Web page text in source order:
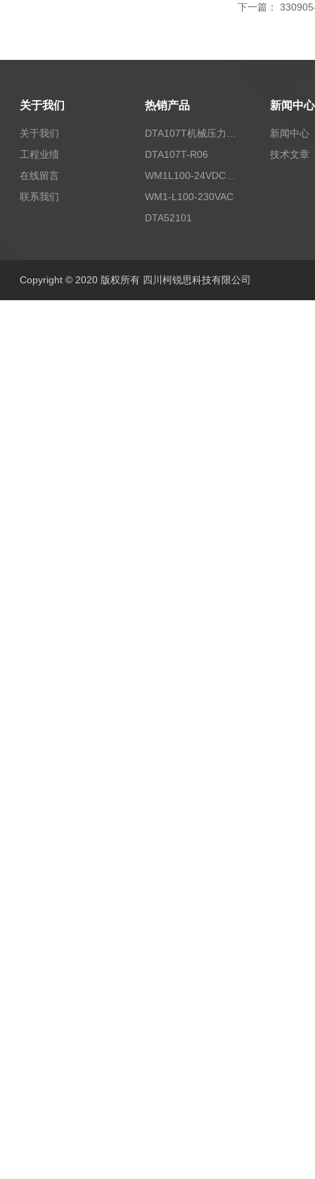
下一篇：
关于我们
关于我们
工程业绩
在线留言
联系我们
热销产品
DTA107T-R06
WM1L100-24VDC/T5X
WM1-L100-230VAC
DTA52101
新闻中心
新闻中心
技术文章
Copyright © 2020 版权所有 四川柯锐思科技有限公司